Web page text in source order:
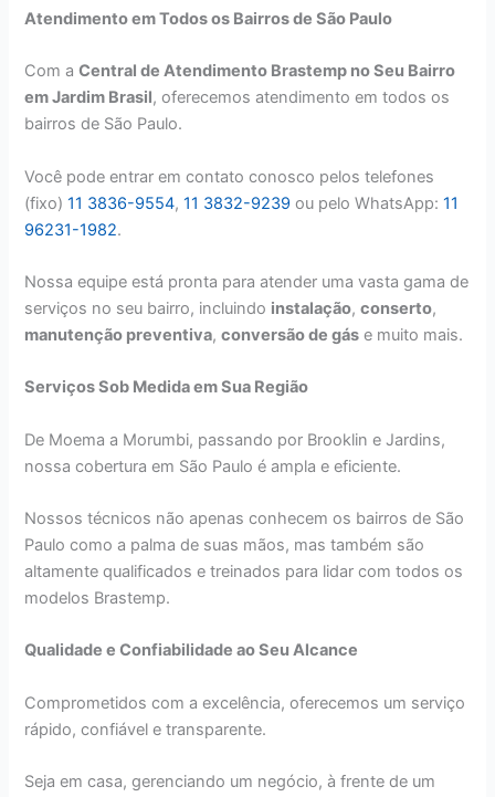
Atendimento em Todos os Bairros de São Paulo
Com aCentral de Atendimento Brastemp no Seu Bairro
em Jardim Brasil, oferecemos atendimento em todos os
bairros de São Paulo.
Você pode entrar em contato conosco pelos telefones
(fixo)11 3836-9554,11 3832-9239 ou pelo WhatsApp:11
96231-1982.
Nossa equipe está pronta para atender uma vasta gama de
serviços no seu bairro, incluindo instalação,conserto,
manutenção preventiva,conversão de gás e muito mais.
Serviços Sob Medida em Sua Região
De Moema a Morumbi, passando por Brooklin e Jardins,
nossa cobertura em São Paulo é ampla e eficiente.
Nossos técnicos não apenas conhecem os bairros de São
Paulo como a palma de suas mãos, mas também são
altamente qualificados e treinados para lidar com todos os
modelos Brastemp.
Qualidade e Confiabilidade ao Seu Alcance
Comprometidos com a excelência, oferecemos um serviço
rápido, confiável e transparente.
Seja em casa, gerenciando um negócio, à frente de um